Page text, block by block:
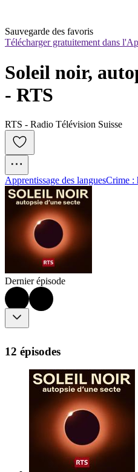
Sauvegarde des favoris
Télécharger gratuitement dans
Soleil noir,
‐ RTS
RTS - Radio Télévision Suisse
Apprentissage des languesCrime :
Dernier épisode
12 épisodes